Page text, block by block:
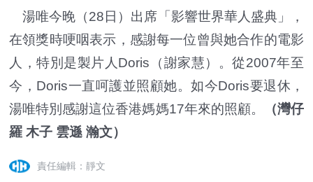
湯唯今晚（28日）出席「影響世界華人盛典」，
在領獎時哽咽表示，感謝每一位曾與她合作的電影
人，特別是製片人Doris（謝家慧）。從2007年至
今，Doris一直呵護並照顧她。如今Doris要退休，
湯唯特別感謝這位香港媽媽17年來的照顧。
（灣仔
羅 木子 雲遜 瀚文）
責任編輯：靜文